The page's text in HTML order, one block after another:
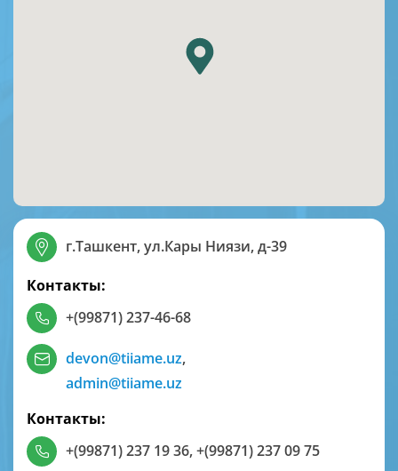
г.Ташкент, ул.Кары Ниязи, д-39
Контакты:
+(99871) 237-46-68
devon@tiiame.uz,
admin@tiiame.uz
Контакты:
+(99871) 237 19 36,+(99871) 237 09 75